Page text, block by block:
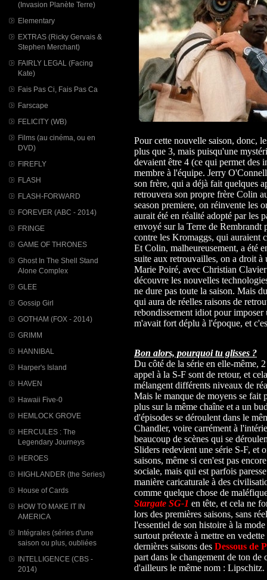
(Invasion Planète Terre)
Elementary
EXTRAS (Ricky Gervais &
Stephen Merchant)
FAIRLY LEGAL (Facing
Kate)
Fais Pas Ci, Fais Pas Ca
Farscape
FELICITY (WB)
Films (au cinéma, ou en
DVD)
FIREFLY
FLASH
FLASH-FORWARD
FOREVER (ABC - 2014)
FRINGE
GAME OF THRONES
Ghost In The Shell Stand
Alone Complex
GLEE
Gossip Girl
GOTHAM (FOX - 2014)
GRIMM
HANNIBAL
Harper's Island
HAVEN
Hawaii Five-0
HEMLOCK GROVE
HERCULES : The
Legendary Journeys
HEROES
HIGHLANDER (the Series)
House of Cards
HOW TO MAKE IT IN
AMERICA
Intégrales (séries d'une
saison ou plus, oubliées
INTELLIGENCE (CBS -
2014)
Pour cette nouvelle saison, donc,
plus que 3, mais puisqu'une
devaient être 4 (ce qui permet des
membre à l'équipe. Jerry
son frère, qui a déjà fait quelques
retrouvera son propre frère Colin
season premiere, on réinvente les
aurait été en réalité adopté par les
envoyé sur la Terre de Rembrandt
contre les Kromaggs, qui auraient
Et Colin, malheureusement, a été
suite aux retrouvailles, on a droit
Marie Poiré, avec Christian
découvre les nouvelles
ne dure pas toute la saison. Mais
qui aura de réelles raisons de
rebondissement idiot pour
m'avait fort déplu à l'époque, et
Bon alors, pourquoi tu glisses ?
Du côté de la série en elle-même,
appel à la S-F sont de retour, et
mélangent différents niveaux de
Mais le manque de moyens se fait
plus sur la même chaîne et a un
d'épisodes se déroulent dans le
Chandler, voire carrément à
beaucoup de scènes qui se
Sliders redevient une série S-F, et
saisons, même si cen'est pas
sociale, mais qui est parfois
manière caricaturale à des
comme quelque chose de
Stargate SG-1 en tête, et cela ne
lors des premières saisons, sans
l'essentiel de son histoire à la
surtout prétexte à mettre en
dernières saisons des Dessous de
part dans le changement de ton de
d'ailleurs le même nom : Lipschitz.